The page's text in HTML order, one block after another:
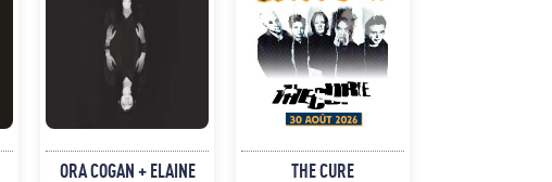
ORA COGAN + ELAINE
THE CURE